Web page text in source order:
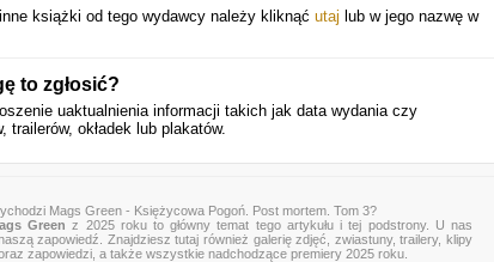
książki od tego wydawcy należy kliknąć utaj lub w jego nazwę w
to zgłosić?
uaktualnienia informacji takich jak data wydania czy
okładek lub plakatów.
Mags Green - Księżycowa Pogoń. Post mortem. Tom 3?
Green z 2025 roku to główny temat tego artykułu i tej podstrony. U nas
zapowiedź. Znajdziesz tutaj również galerię zdjęć, zwiastuny, trailery, klipy
zapowiedzi, a także wszystkie nadchodzące premiery 2025 roku.